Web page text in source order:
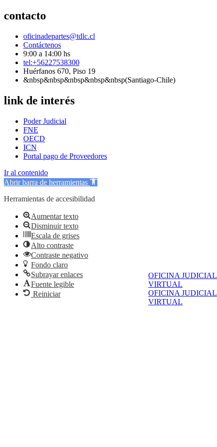
OFICINA JUDICIAL
VIRTUAL
OFICINA JUDICIAL
VIRTUAL
contacto
oficinadepartes@tdlc.cl
Contáctenos
9:00 a 14:00 hs
tel:+56227538300
Huérfanos 670, Piso 19
&nbsp&nbsp&nbsp&nbsp&nbsp(Santiago-Chile)
link de interés
Poder Judicial
FNE
OECD
ICN
Portal pago de Proveedores
Ir al contenido
Abrir barra de herramientas
Herramientas de accesibilidad
Aumentar texto
Disminuir texto
Escala de grises
Alto contraste
Contraste negativo
Fondo claro
Subrayar enlaces
Fuente legible
Reiniciar